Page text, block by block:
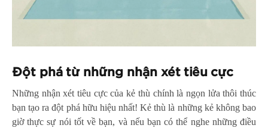
Đột phá từ những nhận xét tiêu cực
Những nhận xét tiêu cực của kẻ thù chính là ngọn lửa thôi thúc
bạn tạo ra đột phá hữu hiệu nhất! Kẻ thù là những kẻ không bao
giờ thực sự nói tốt về bạn, và nếu bạn có thể nghe những điều